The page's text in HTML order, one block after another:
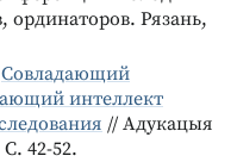
ординаторов. Рязань,
Совладающий
интеллект
// Адукацыя
42-52.